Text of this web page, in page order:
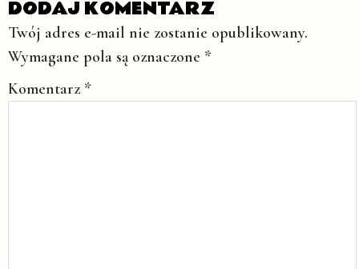
DODAJ KOMENTARZ
Twój adres e-mail nie zostanie opublikowany.
Wymagane pola są oznaczone *
Komentarz *